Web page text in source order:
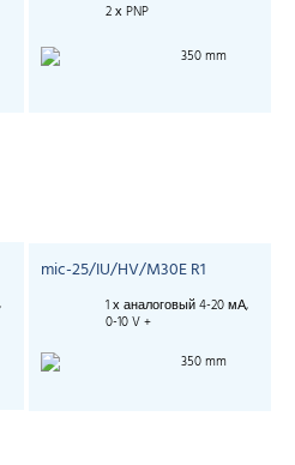
2 х PNP
350 mm
mic-25/IU/HV/M30E R1
1 х аналоговый 4-20 мА,
0-10 V +
350 mm